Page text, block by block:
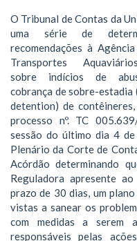
O Tribunal de Contas da
uma série de
recomendações à
Transportes
sobre indícios de
cobrança de sobre-estadia
detention) de
processo nº. TC
sessão do último dia 4 de
Plenário da Corte de
Acórdão determinando
Reguladora apresente
prazo de 30 dias, um
vistas a sanear os
com medidas a serem
responsáveis pelas